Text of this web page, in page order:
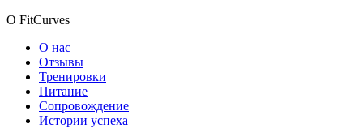
О FitCurves
О нас
Отзывы
Тренировки
Питание
Сопровождение
Истории успеха